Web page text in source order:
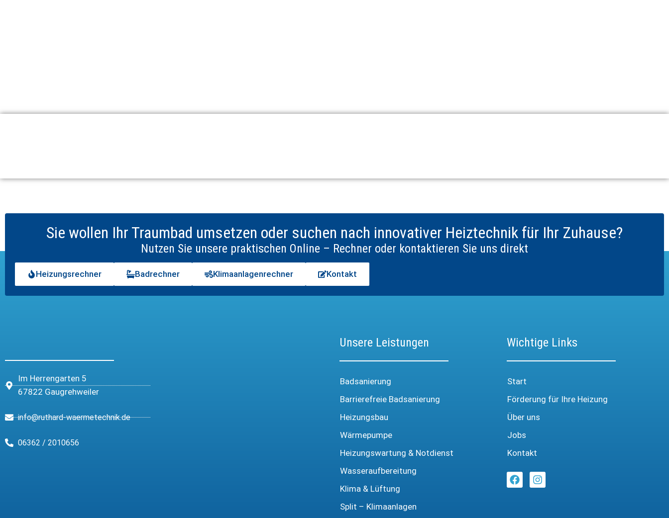
Sie wollen Ihr Traumbad umsetzen oder suchen nach innovativer Heiztechnik für Ihr Zuhause?
Nutzen Sie unsere praktischen Online – Rechner oder kontaktieren Sie uns direkt
Heizungsrechner Badrechner Klimaanlagenrechner Kontakt
Im Herrengarten 5
67822 Gaugrehweiler
info@ruthard-waermetechnik.de
06362 / 2010656
Unsere Leistungen
Badsanierung
Barrierefreie Badsanierung
Heizungsbau
Wärmepumpe
Heizungswartung & Notdienst
Wasseraufbereitung
Klima & Lüftung
Split – Klimaanlagen
Wichtige Links
Start
Förderung für Ihre Heizung
Über uns
Jobs
Kontakt